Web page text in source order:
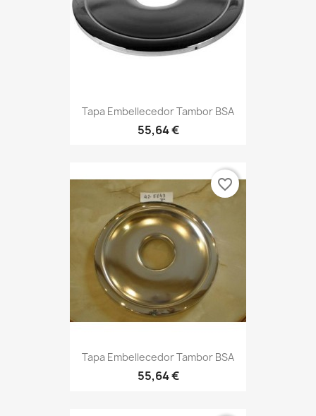
Tapa Embellecedor Tambor BSA
55,64 €
Tapa Embellecedor Tambor BSA
55,64 €
favorite_border